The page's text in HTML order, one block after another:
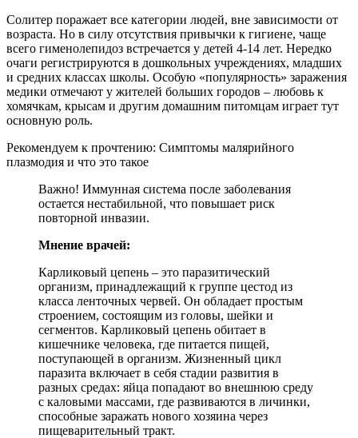
Солитер поражает все категории людей, вне зависимости от
возраста. Но в силу отсутствия привычки к гигиене, чаще
всего гименолепидоз встречается у детей 4-14 лет. Нередко
очаги регистрируются в дошкольных учреждениях, младших
и средних классах школы. Особую «популярность» заражения
медики отмечают у жителей больших городов – любовь к
хомячкам, крысам и другим домашним питомцам играет тут
основную роль.
Рекомендуем к прочтению: Симптомы малярийного
плазмодия и что это такое
Важно! Иммунная система после заболевания
остается нестабильной, что повышает риск
повторной инвазии.
Мнение врачей:
Карликовый цепень – это паразитический
организм, принадлежащий к группе цестод из
класса ленточных червей. Он обладает простым
строением, состоящим из головы, шейки и
сегментов. Карликовый цепень обитает в
кишечнике человека, где питается пищей,
поступающей в организм. Жизненный цикл
паразита включает в себя стадии развития в
разных средах: яйца попадают во внешнюю среду
с каловыми массами, где развиваются в личинки,
способные заражать нового хозяина через
пищеварительный тракт.